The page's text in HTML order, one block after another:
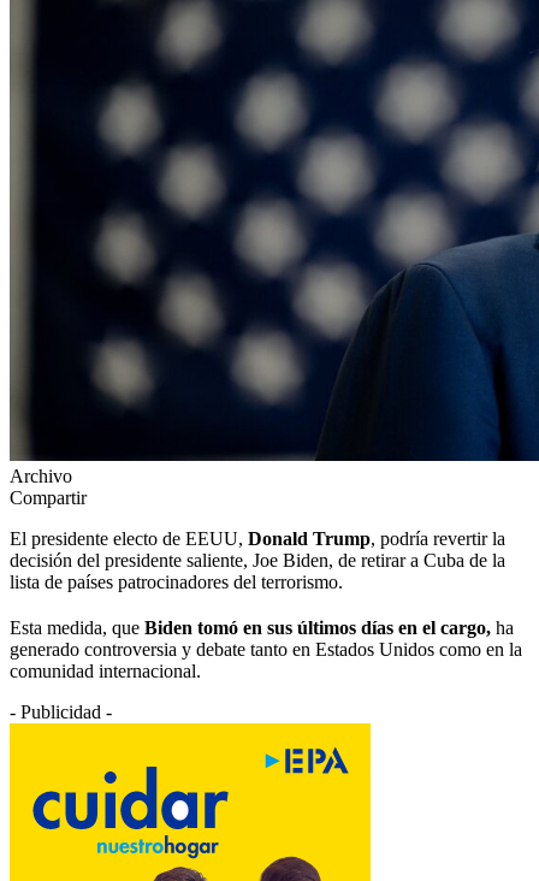
Archivo
Compartir
El presidente electo de EEUU, Donald Trump, podría revertir la
decisión del presidente saliente, Joe Biden, de retirar a Cuba de la
lista de países patrocinadores del terrorismo.
Esta medida, que Biden tomó en sus últimos días en el cargo, ha
generado controversia y debate tanto en Estados Unidos como en la
comunidad internacional.
- Publicidad -